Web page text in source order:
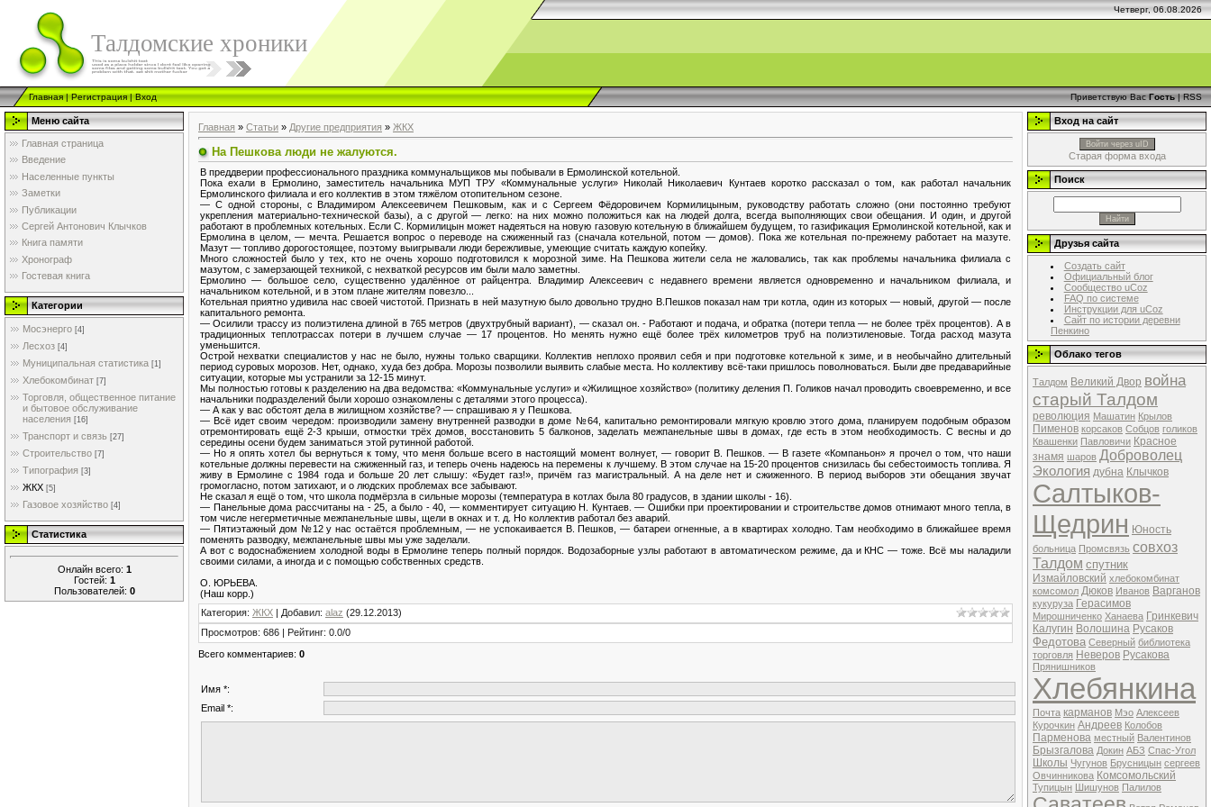
Четверг, 06.08.2026
Талдомские хроники
Главная|Регистрация|Вход Приветствую Вас Гость|RSS
Меню сайта
Главная страница
Введение
Населенные пункты
Заметки
Публикации
Сергей Антонович Клычков
Книга памяти
Хронограф
Гостевая книга
Категории
Мосэнерго [4]
Лесхоз [4]
Муниципальная статистика [1]
Хлебокомбинат [7]
Торговля, общественное питание
и бытовое обслуживание
населения [16]
Транспорт и связь [27]
Строительство [7]
Типография [3]
ЖКХ [5]
Газовое хозяйство [4]
Статистика
Онлайн всего: 1
Гостей: 1
Пользователей: 0
Главная » Статьи » Другие предприятия » ЖКХ
На Пешкова люди не жалуются.
В преддверии профессионального праздника коммунальщиков мы побывали в Ермолинской котельной.
Пока ехали в Ермолино, заместитель начальника МУП ТРУ «Коммунальные услуги» Николай Николаевич Кунтаев коротко рассказал о том, как работал начальник
Ермолинского филиала и его коллектив в этом тяжёлом отопительном сезоне.
— С одной стороны, с Владимиром Алексеевичем Пешковым, как и с Сергеем Фёдоровичем Кормилицыным, руководству работать сложно (они постоянно требуют
укрепления материально-технической базы), а с другой — легко: на них можно положиться как на людей долга, всегда выполняющих свои обещания. И один, и другой
работают в проблемных котельных. Если С. Кормилицын может надеяться на новую газовую котельную в ближайшем будущем, то газификация Ермолинской котельной, как и
Ермолина в целом, — мечта. Решается вопрос о переводе на сжиженный газ (сначала котельной, потом — домов). Пока же котельная по-прежнему работает на мазуте.
Мазут — топливо дорогостоящее, поэтому выигрывали люди бережливые, умеющие считать каждую копейку.
Много сложностей было у тех, кто не очень хорошо подготовился к морозной зиме. На Пешкова жители села не жаловались, так как проблемы начальника филиала с
мазутом, с замерзающей техникой, с нехваткой ресурсов им были мало заметны.
Ермолино — большое село, существенно удалённое от райцентра. Владимир Алексеевич с недавнего времени является одновременно и начальником филиала, и
начальником котельной, и в этом плане жителям повезло...
Котельная приятно удивила нас своей чистотой. Признать в ней мазутную было довольно трудно В.Пешков показал нам три котла, один из которых — новый, другой — после
капитального ремонта.
— Осилили трассу из полиэтилена длиной в 765 метров (двухтрубный вариант), — сказал он. - Работают и подача, и обратка (потери тепла — не более трёх процентов). А в
традиционных теплотрассах потери в лучшем случае — 17 процентов. Но менять нужно ещё более трёх километров труб на полиэтиленовые. Тогда расход мазута
уменьшится.
Острой нехватки специалистов у нас не было, нужны только сварщики. Коллектив неплохо проявил себя и при подготовке котельной к зиме, и в необычайно длительный
период суровых морозов. Нет, однако, худа без добра. Морозы позволили выявить слабые места. Но коллективу всё-таки пришлось поволноваться. Были две предаварийные
ситуации, которые мы устранили за 12-15 минут.
Мы полностью готовы к разделению на два ведомства: «Коммунальные услуги» и «Жилищное хозяйство» (политику деления П. Голиков начал проводить своевременно, и все
начальники подразделений были хорошо ознакомлены с деталями этого процесса).
— А как у вас обстоят дела в жилищном хозяйстве? — спрашиваю я у Пешкова.
— Всё идет своим чередом: производили замену внутренней разводки в доме №64, капитально ремонтировали мягкую кровлю этого дома, планируем подобным образом
отремонтировать ещё 2-3 крыши, отмостки трёх домов, восстановить 5 балконов, заделать межпанельные швы в домах, где есть в этом необходимость. С весны и до
середины осени будем заниматься этой рутинной работой.
— Но я опять хотел бы вернуться к тому, что меня больше всего в настоящий момент волнует, — говорит В. Пешков. — В газете «Компаньон» я прочел о том, что наши
котельные должны перевести на сжиженный газ, и теперь очень надеюсь на перемены к лучшему. В этом случае на 15-20 процентов снизилась бы себестоимость топлива. Я
живу в Ермолине с 1984 года и больше 20 лет слышу: «Будет газ!», причём газ магистральный. А на деле нет и сжиженного. В период выборов эти обещания звучат
громогласно, потом затихают, и о людских проблемах все забывают.
Не сказал я ещё о том, что школа подмёрзла в сильные морозы (температура в котлах была 80 градусов, в здании школы - 16).
— Панельные дома рассчитаны на - 25, а было - 40, — комментирует ситуацию Н. Кунтаев. — Ошибки при проектировании и строительстве домов отнимают много тепла, в
том числе негерметичные межпанельные швы, щели в окнах и т. д. Но коллектив работал без аварий.
— Пятиэтажный дом №12 у нас остаётся проблемным, — не успокаивается В. Пешков, — батареи огненные, а в квартирах холодно. Там необходимо в ближайшее время
поменять разводку, межпанельные швы мы уже заделали.
А вот с водоснабжением холодной воды в Ермолине теперь полный порядок. Водозаборные узлы работают в автоматическом режиме, да и КНС — тоже. Всё мы наладили
своими силами, а иногда и с помощью собственных средств.
О. ЮРЬЕВА.
(Наш корр.)
Категория: ЖКХ | Добавил: alaz (29.12.2013)
Просмотров: 686 | Рейтинг: 0.0/0
Всего комментариев: 0
Имя *:
Email *:
Вход на сайт
Войти через uID
Старая форма входа
Поиск
Друзья сайта
Создать сайт
Официальный блог
Сообщество uCoz
FAQ по системе
Инструкции для uCoz
Сайт по истории деревни
Пенкино
Облако тегов
Талдом Великий Двор война
старый Талдом
революция Машатин Крылов
Пименов корсаков Собцов голиков
Квашенки Павловичи Красное
знамя шаров Доброволец
Экология дубна Клычков
Салтыков-
Щедрин Юность
больница Промсвязь совхоз
Талдом спутник
Измайловский хлебокомбинат
комсомол Дюков Иванов Варганов
кукуруза Герасимов
Мирошниченко Ханаева Гринкевич
Калугин Волошина Русаков
Федотова Северный библиотека
торговля Неверов Русакова
Прянишников
Хлебянкина
Почта карманов Мэо Алексеев
Курочкин Андреев Колобов
Парменова местный Валентинов
Брызгалова Докин АБЗ Спас-Угол
Школы Чугунов Брусницын сергеев
Овчинникова Комсомольский
Тупицын Шишунов Палилов